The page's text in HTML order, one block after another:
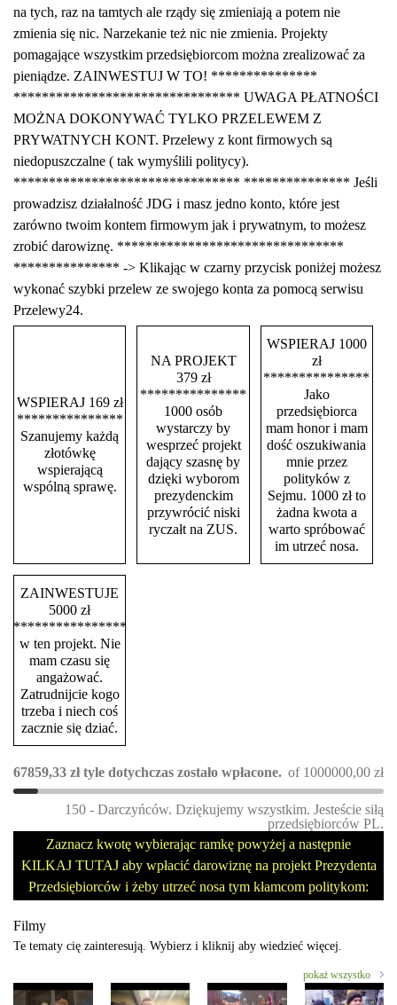
na tych, raz na tamtych ale rządy się zmieniają a potem nie
zmienia się nic. Narzekanie też nic nie zmienia. Projekty
pomagające wszystkim przedsiębiorcom można zrealizować za
pieniądze. ZAINWESTUJ W TO! ***************
******************************** UWAGA PŁATNOŚCI
MOŻNA DOKONYWAĆ TYLKO PRZELEWEM Z
PRYWATNYCH KONT. Przelewy z kont firmowych są
niedopuszczalne ( tak wymyślili politycy).
******************************** *************** Jeśli
prowadzisz działalność JDG i masz jedno konto, które jest
zarówno twoim kontem firmowym jak i prywatnym, to możesz
zrobić darowiznę. ********************************
*************** -> Klikając w czarny przycisk poniżej możesz
wykonać szybki przelew ze swojego konta za pomocą serwisu
Przelewy24.
WSPIERAJ 169 zł
***************
Szanujemy każdą
złotówkę
wspierającą
wspólną sprawę.
NA PROJEKT
379 zł
***************
1000 osób
wystarczy by
wesprzeć projekt
dający szasnę by
dzięki wyborom
prezydenckim
przywrócić niski
ryczałt na ZUS.
WSPIERAJ 1000
zł
***************
Jako
przedsiębiorca
mam honor i mam
dość oszukiwania
mnie przez
polityków z
Sejmu. 1000 zł to
żadna kwota a
warto spróbować
im utrzeć nosa.
ZAINWESTUJE
5000 zł
****************
w ten projekt. Nie
mam czasu się
angażować.
Zatrudnijcie kogo
trzeba i niech coś
zacznie się dziać.
67859,33 zł tyle dotychczas zostało wpłacone. of 1000000,00 zł
150 - Darczyńców. Dziękujemy wszystkim. Jesteście siłą
przedsiębiorców PL.
Zaznacz kwotę wybierając ramkę powyżej a następnie
KILKAJ TUTAJ aby wpłacić darowiznę na projekt Prezydenta
Przedsiębiorców i żeby utrzeć nosa tym kłamcom politykom:
Filmy
Te tematy cię zainteresują. Wybierz i kliknij aby wiedzieć więcej.
pokaż wszystko